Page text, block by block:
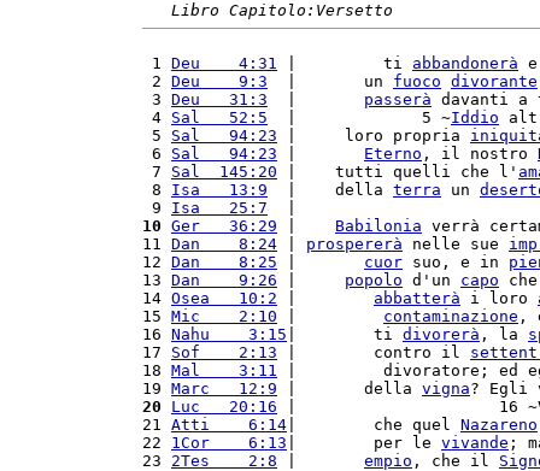
Libro Capitolo:Versetto
1 Deu    4:31 |         ti abbandonerà
2 Deu    9:3
  |       un
fuoco divorante
3 Deu   31:3 passerà davanti
4 Sal   52:5
  |             5 ~
Iddio
5 Sal   94:23 |     loro propria
6 Sal   94:23 Eterno , il nostro
7 Sal  145:20 |    tutti quelli che l'
8 Isa   13:9
  |    della
terra un
9 Isa   25:7
10 Ger   36:29 Babilonia verrà
11 Dan    8:24 prospererà nelle sue
12 Dan    8:25 cuor suo, e in
13 Dan    9:26 popolo d'un capo
14 Osea   10:2 abbatterà i loro
15 Mic    2:10 contaminazione ,
16 Nahu    3:15 |        ti divorerà , la
17 Sof    2:13 |        contro il
18 Mal    3:11 |         divoratore; ed
19 Marc   12:9 |       della vigna? Egli
20
Luc   20:16 |                     16
21 Atti    6:14 |        che quel Nazareno
22 1Cor    6:13 |        per le vivande ;
23 2Tes    2:8 empio , che il